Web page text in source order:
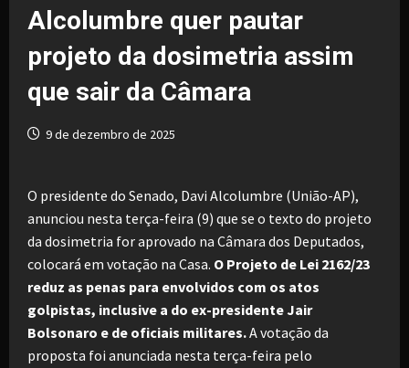
Alcolumbre quer pautar
projeto da dosimetria assim
que sair da Câmara
9 de dezembro de 2025
O presidente do Senado, Davi Alcolumbre (União-AP),
anunciou nesta terça-feira (9) que se o texto do projeto
da dosimetria for aprovado na Câmara dos Deputados,
colocará em votação na Casa. O Projeto de Lei 2162/23
reduz as penas para envolvidos com os atos
golpistas, inclusive a do ex-presidente Jair
Bolsonaro e de oficiais militares.A votação da
proposta foi anunciada nesta terça-feira pelo